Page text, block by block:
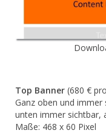
Top Banner (680 €
Ganz oben und immer
unten immer sichtbar,
Maße: 468 x 60 Pixel